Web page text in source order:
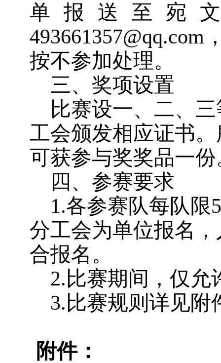
单报送至宛
按不参加处理。
三、奖项设置
比赛设一、二、
工会颁发相应证书
可获参与奖奖品一份
四、参赛要求
1.各参赛队每队限
分工会为单位报名
合报名。
2. 比赛期间，仅允
3. 比赛规则详见附
附件：